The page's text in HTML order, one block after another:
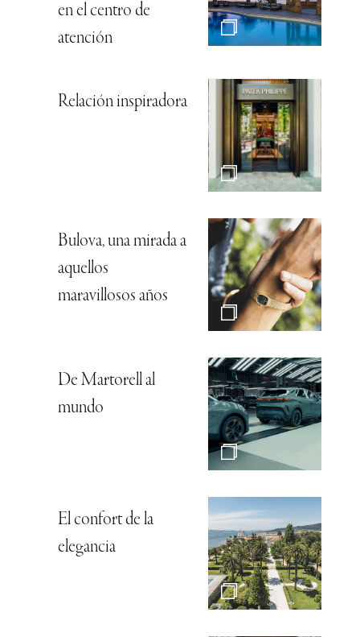
en el centro de
atención
Relación inspiradora
Bulova, una mirada a
aquellos
maravillosos años
De Martorell al
mundo
El confort de la
elegancia